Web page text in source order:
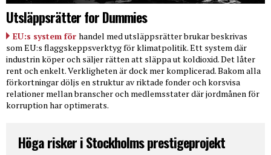
Utsläppsrätter for Dummies
EU:s system för handel med utsläppsrätter brukar beskrivas
som EU:s flaggskeppsverktyg för klimatpolitik. Ett system där
industrin köper och säljer rätten att släppa ut koldioxid. Det låter
rent och enkelt. Verkligheten är dock mer komplicerad. Bakom alla
förkortningar döljs en struktur av riktade fonder och korsvisa
relationer mellan branscher och medlemsstater där jordmånen för
korruption har optimerats.
Höga risker i Stockholms prestigeprojekt